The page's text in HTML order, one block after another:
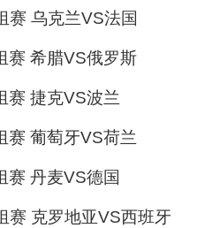
赛 乌克兰VS法国
赛 希腊VS俄罗斯
赛 捷克VS波兰
赛 葡萄牙VS荷兰
赛 丹麦VS德国
赛 克罗地亚VS西班牙